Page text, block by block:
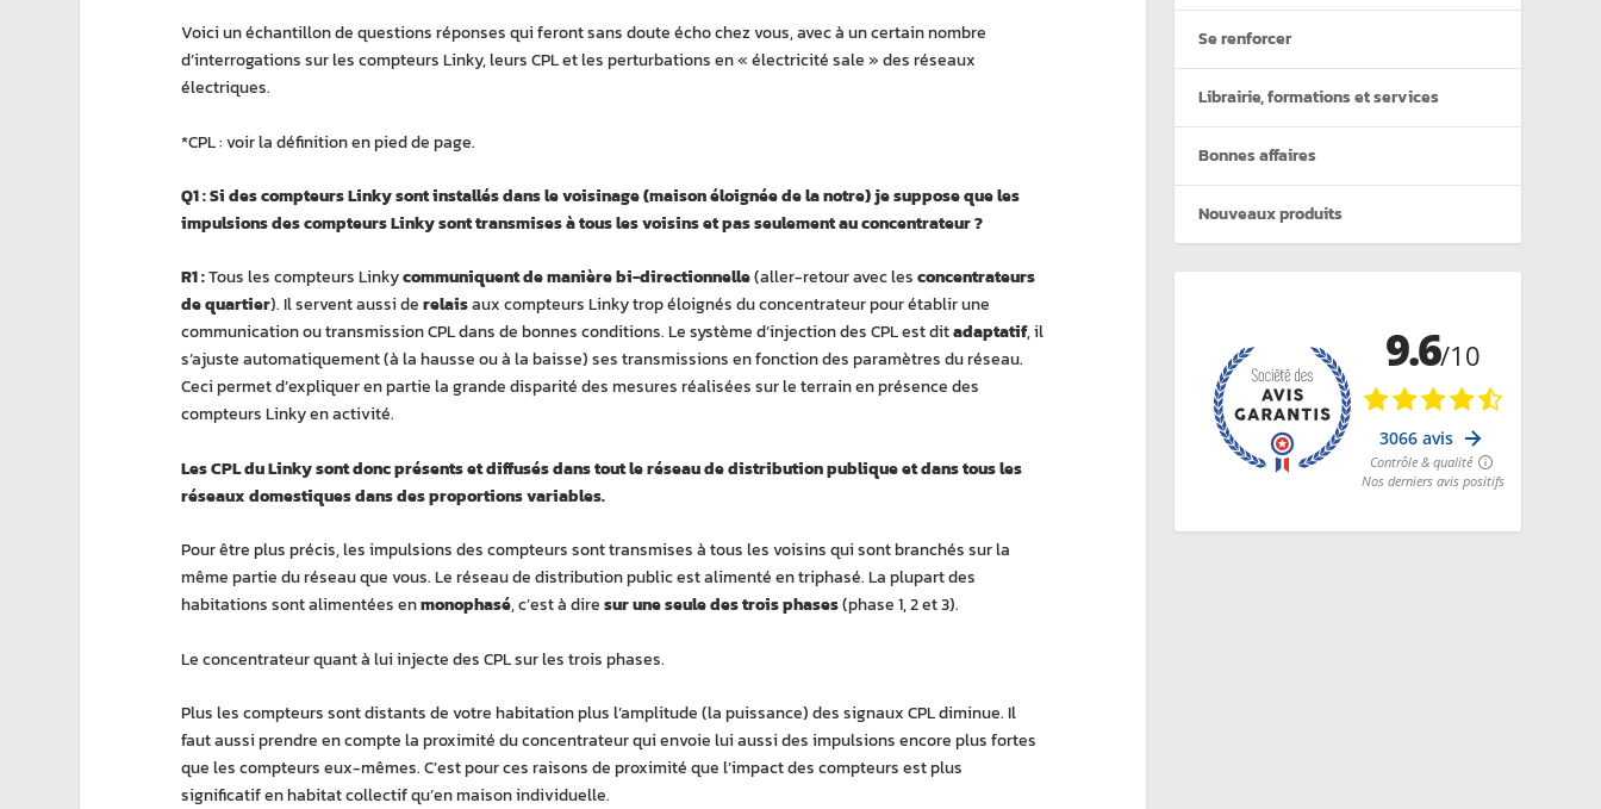
Voici un échantillon de questions réponses qui feront sans doute écho chez vous, avec à un certain nombre
d’interrogations sur les compteurs Linky, leurs CPL et les perturbations en « électricité sale » des réseaux
électriques.
*CPL : voir la définition en pied de page.
Q1 : Si des compteurs Linky sont installés dans le voisinage (maison éloignée de la notre) je suppose que les
impulsions des compteurs Linky sont transmises à tous les voisins et pas seulement au concentrateur ?
R1 :Tous les compteurs Linkycommuniquent de manière bi-directionnelle(aller-retour avec lesconcentrateurs
de quartier). Il servent aussi derelaisaux compteurs Linky trop éloignés du concentrateur pour établir une
communication ou transmission CPL dans de bonnes conditions. Le système d’injection des CPL est ditadaptatif, il
s’ajuste automatiquement (à la hausse ou à la baisse) ses transmissions en fonction des paramètres du réseau.
Ceci permet d’expliquer en partie la grande disparité des mesures réalisées sur le terrain en présence des
compteurs Linky en activité.
Les CPL du Linky sont donc présents et diffusés dans tout le réseau de distribution publique et dans tous les
réseaux domestiques dans des proportions variables.
Pour être plus précis, les impulsions des compteurs sont transmises à tous les voisins qui sont branchés sur la
même partie du réseau que vous. Le réseau de distribution public est alimenté en triphasé. La plupart des
habitations sont alimentées enmonophasé, c’est à diresur une seule des trois phases(phase 1, 2 et 3).
Le concentrateur quant à lui injecte des CPL sur les trois phases.
Plus les compteurs sont distants de votre habitation plus l’amplitude (la puissance) des signaux CPL diminue. Il
faut aussi prendre en compte la proximité du concentrateur qui envoie lui aussi des impulsions encore plus fortes
que les compteurs eux-mêmes. C’est pour ces raisons de proximité que l’impact des compteurs est plus
significatif en habitat collectif qu’en maison individuelle.
Se renforcer
Librairie, formations et services
Bonnes affaires
Nouveaux produits